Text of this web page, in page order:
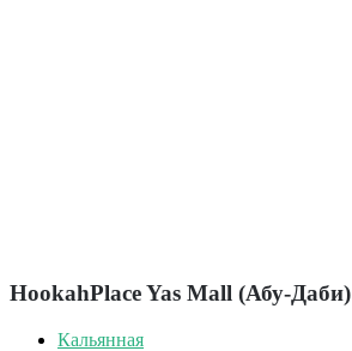
HookahPlace Yas Mall (Абу-Даби)
Кальянная